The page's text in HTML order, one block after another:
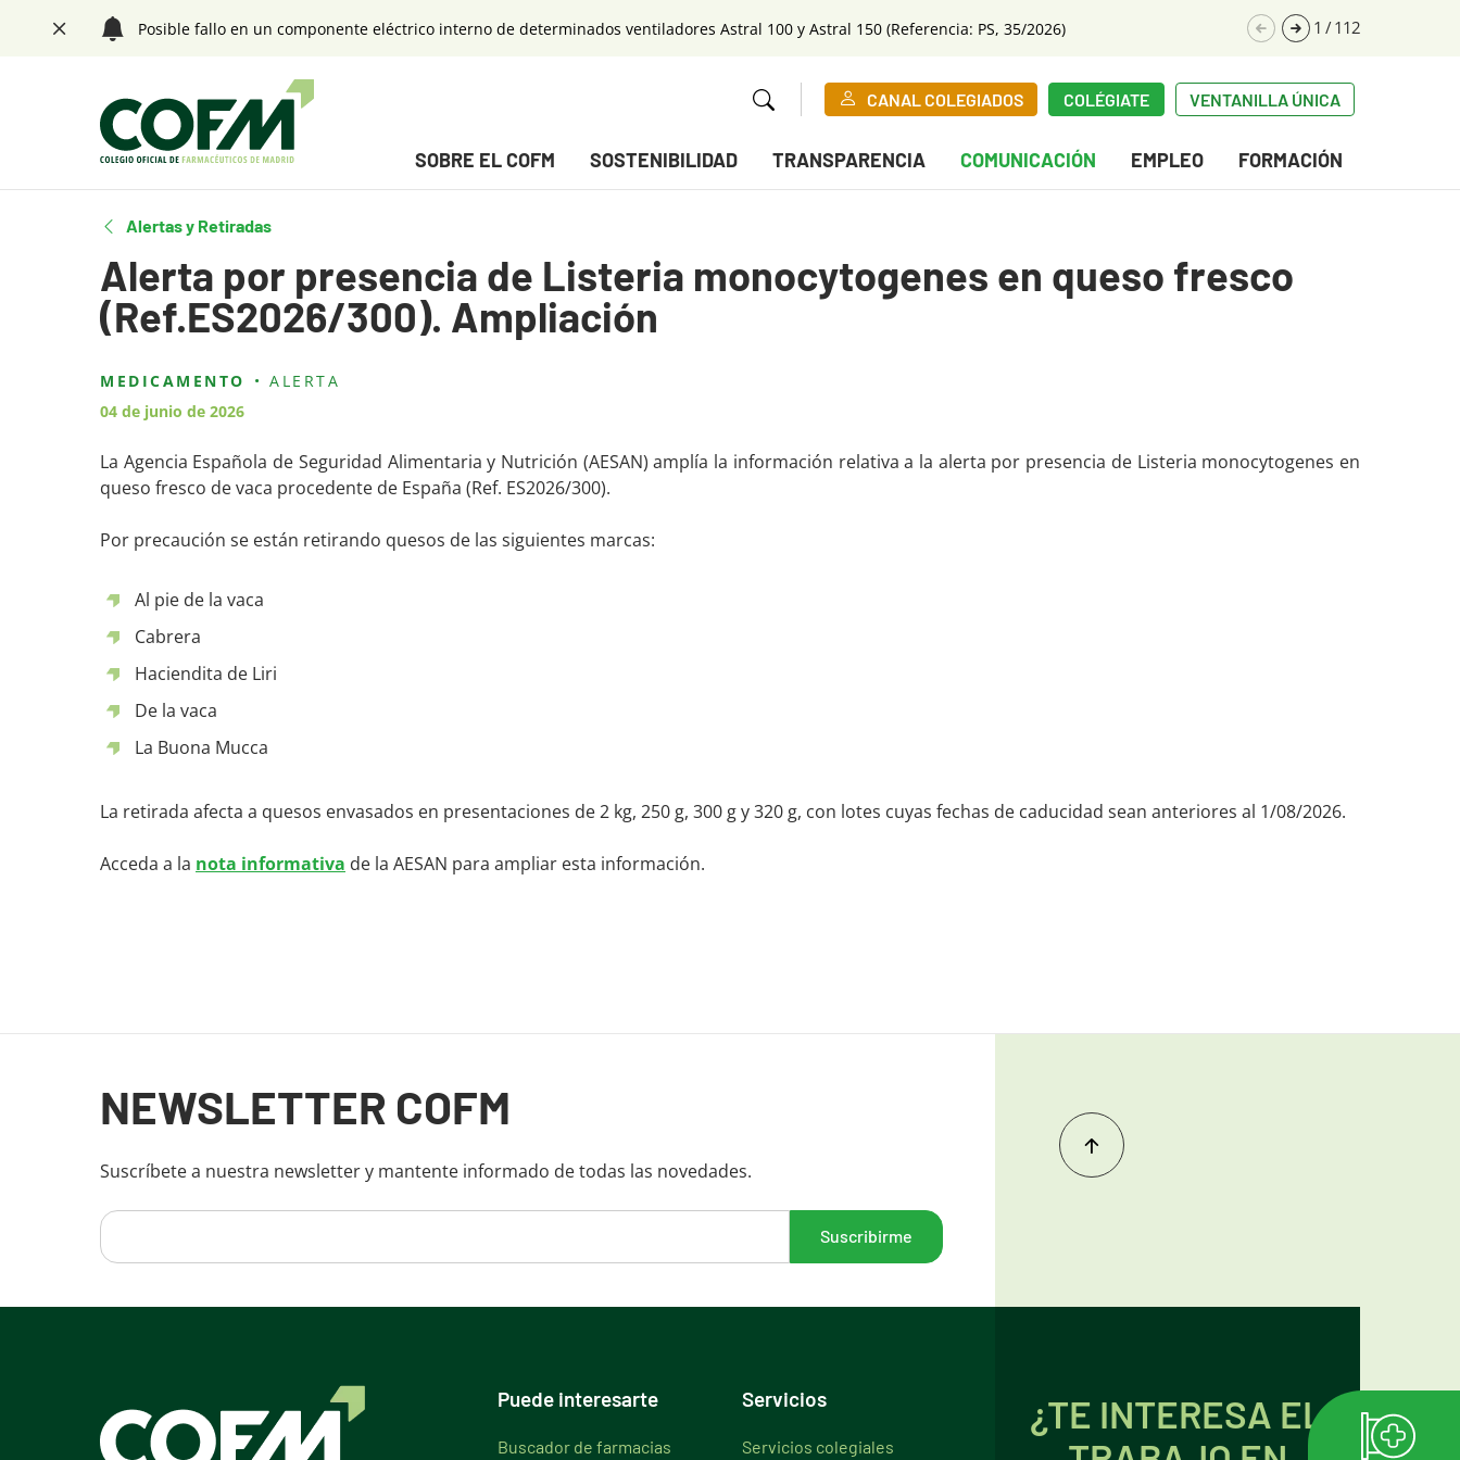
Saltar navegación. Ir directamente al contenido principal
Posible fallo en un componente eléctrico interno de determinados ventiladores Astral 100 y Astral 150 (Referencia: PS, 35/2026) 1 /112
CANAL COLEGIADOS COLÉGIATE VENTANILLA ÚNICA
Menú principalSOBRE EL COFM SOSTENIBILIDAD TRANSPARENCIA COMUNICACIÓN EMPLEO FORMACIÓN
Alertas y Retiradas
Alerta por presencia de Listeria monocytogenes en queso fresco
(Ref.ES2026/300). Ampliación
MEDICAMENTO
ALERTA
04 de junio de 2026
La Agencia Española de Seguridad Alimentaria y Nutrición (AESAN) amplía la información relativa a la alerta por presencia de Listeria monocytogenes en
queso fresco de vaca procedente de España (Ref. ES2026/300).
Por precaución se están retirando quesos de las siguientes marcas:
Al pie de la vaca
Cabrera
Haciendita de Liri
De la vaca
La Buona Mucca
La retirada afecta a quesos envasados en presentaciones de 2 kg, 250 g, 300 g y 320 g, con lotes cuyas fechas de caducidad sean anteriores al 1/08/2026.
Acceda a la nota informativa de la AESAN para ampliar esta información.
NEWSLETTER COFM
Suscríbete a nuestra newsletter y mantente informado de todas las novedades.
Puede interesarte
Buscador de farmacias
Servicios
Servicios colegiales
¿TE INTERESA EL